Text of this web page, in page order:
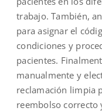
trabajo. También,
para asignar el
condiciones y
pacientes.
manualmente y
reclamación limpia
reembolso correcto